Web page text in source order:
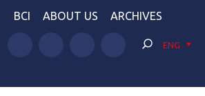
BCI ABOUT US ARCHIVES
ENG